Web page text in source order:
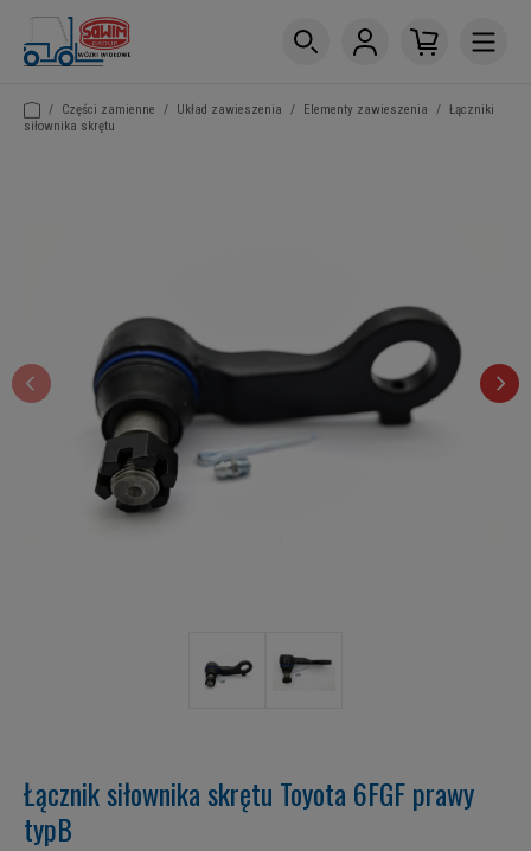
/ Części zamienne / Układ zawieszenia / Elementy zawieszenia / Łączniki
siłownika skrętu
Łącznik siłownika skrętu Toyota 6FGF prawy
typB